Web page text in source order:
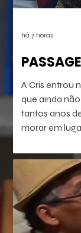
A Cris entrou
que ainda
tantos anos
morar em
de Janeiro
preparando
há 7 horas